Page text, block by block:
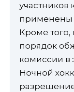
участников
применены
Кроме
порядок
комиссии в
Ночной